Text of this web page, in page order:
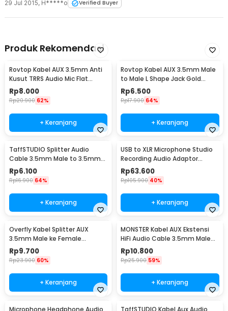
29 Jul 2015, H*****o Verified Buyer
Produk Rekomendasi
Rovtop Kabel AUX 3.5mm Anti
Kusut TRRS Audio Mic Flat
Design HiFi 1M - R10
Rp8.000
Rp20.900 62%
+ Keranjang
Rovtop Kabel AUX 3.5mm Male
to Male L Shape Jack Gold
Plated 1.2M - S-IP4G
Rp6.500
Rp17.900 64%
+ Keranjang
TaffSTUDIO Splitter Audio
Cable 3.5mm Male to 3.5mm
HiFi Mic Headphone - AV123
Rp6.100
Rp16.900 64%
+ Keranjang
USB to XLR Microphone Studio
Recording Audio Adaptor
Connector 2.8M - AY12
Rp63.600
Rp105.900 40%
+ Keranjang
Overfly Kabel Splitter AUX
3.5mm Male ke Female
Headphone Mic 37cm - AV114
Rp9.700
Rp23.900 60%
+ Keranjang
MONSTER Kabel AUX Ekstensi
HiFi Audio Cable 3.5mm Male
to Female 1.2M - AV118
Rp10.800
Rp25.900 59%
+ Keranjang
Microphone Headphone Audio TaffSTUDIO Kabel Aux Audio